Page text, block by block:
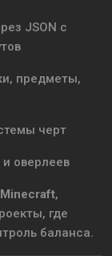
JSON с
предметы,
черт
оверлеев
Minecraft,
где
баланса.